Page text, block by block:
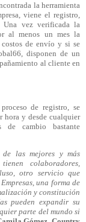
la herramienta
viene el registro,
Una vez verificada la
al menos un mes la
costos de envío y si se
disponen de un
al cliente en
de registro, se
hora y desde cualquier
de cambio bastante
las mejores y más
colaboradores,
otro servicio que
, una forma de
y constitución
pueden expandir su
parte del mundo si